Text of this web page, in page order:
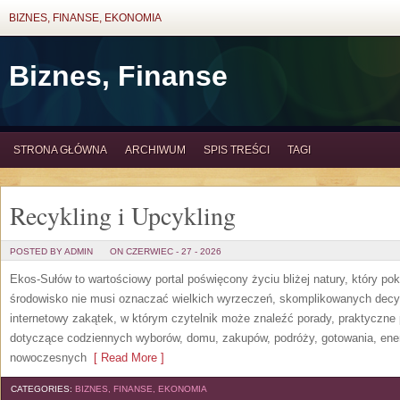
BIZNES, FINANSE, EKONOMIA
Biznes, Finanse
STRONA GŁÓWNA ARCHIWUM SPIS TREŚCI TAGI
Recykling i Upcykling
POSTED BY ADMIN ON CZERWIEC - 27 - 2026
Ekos-Sułów to wartościowy portal poświęcony życiu bliżej natury, który
środowisko nie musi oznaczać wielkich wyrzeczeń, skomplikowanych
internetowy zakątek, w którym czytelnik może znaleźć porady,
dotyczące codziennych wyborów, domu, zakupów, podróży, gotowania,
nowoczesnych [ Read More ]
CATEGORIES: BIZNES, FINANSE, EKONOMIA